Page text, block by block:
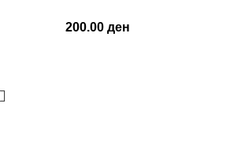
200.00 ден